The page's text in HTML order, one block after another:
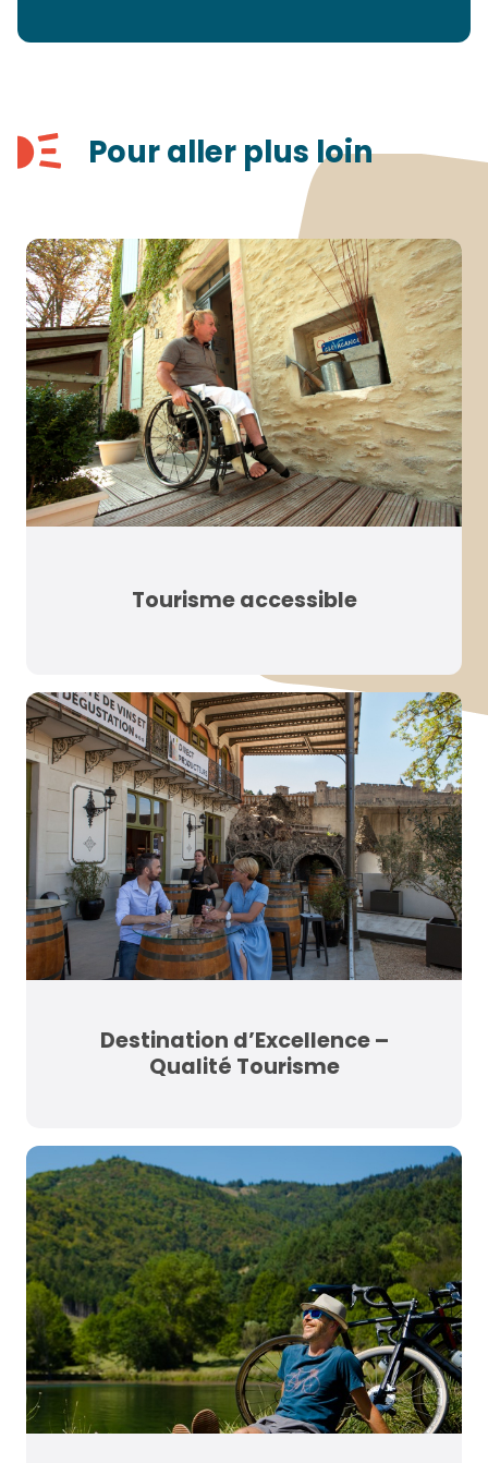
Pour aller plus loin
Tourisme accessible
Destination d’Excellence –
Qualité Tourisme